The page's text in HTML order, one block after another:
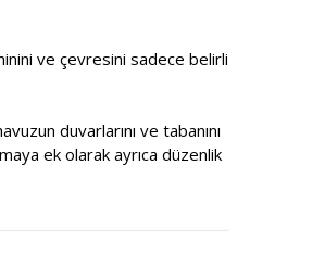
ve çevresini sadece belirli
duvarlarını ve tabanını
ek olarak ayrıca düzenlik